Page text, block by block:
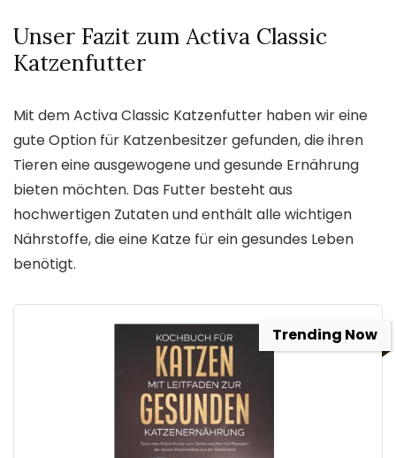
Unser Fazit zum Activa Classic
Katzenfutter
Mit dem Activa Classic Katzenfutter haben wir eine
gute Option für Katzenbesitzer gefunden, die ihren
Tieren eine ausgewogene und gesunde Ernährung
bieten möchten. Das Futter besteht aus
hochwertigen Zutaten und enthält alle wichtigen
Nährstoffe, die eine Katze für ein gesundes Leben
benötigt.
Trending Now